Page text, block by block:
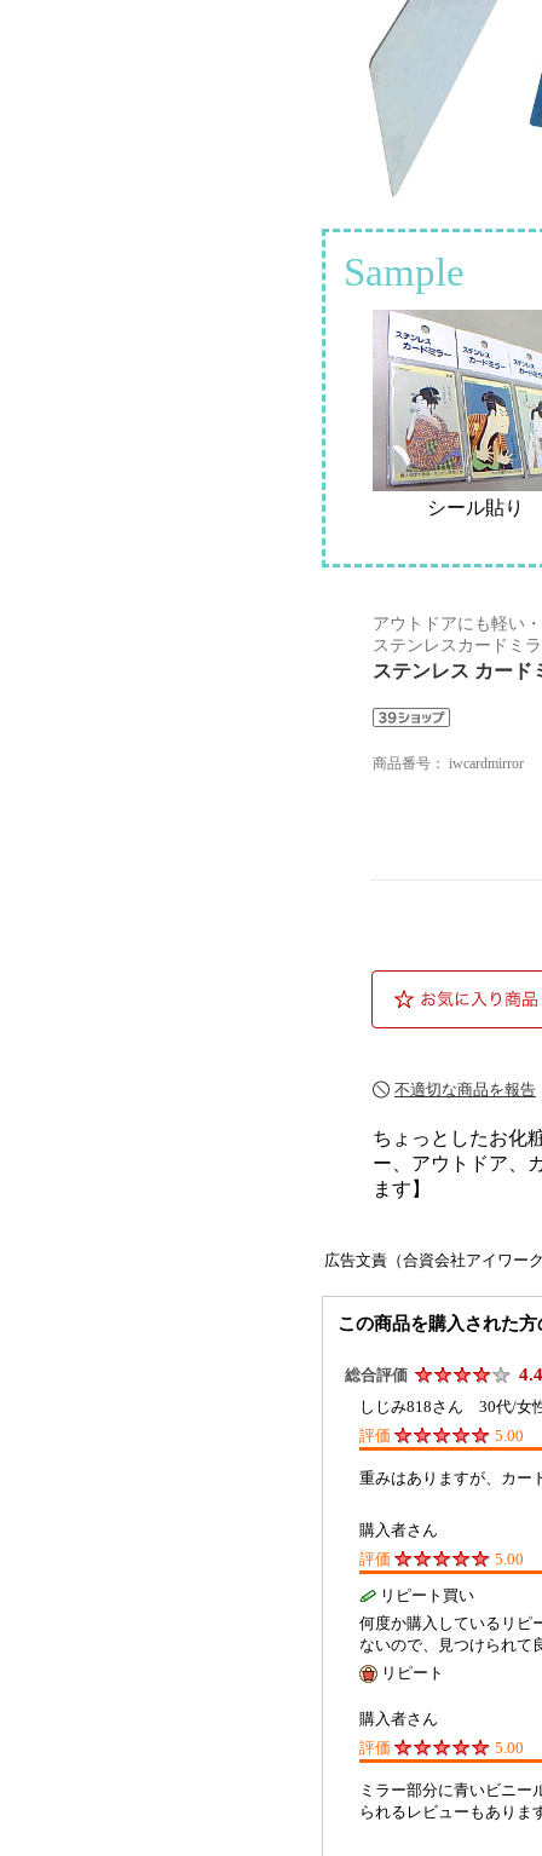
Sample
シール貼り
アウトドアにも軽い
ステンレスカードミ
ステンレス カー
商品番号： iwcardmirror
不適切な商品を報告
ちょっとしたお化
ー、アウトドア、
ます】
広告文責（合資会社アイワー
この商品を購入された
総合評価
しじみ818さん 30代/女
評価
5.00
重みはありますが、カ
購入者さん
評価
5.00
リピート買い
何度か購入しているリピ
ないので、見つけられ
リピート
購入者さん
評価
5.00
ミラー部分に青いビニー
られるレビューもあり